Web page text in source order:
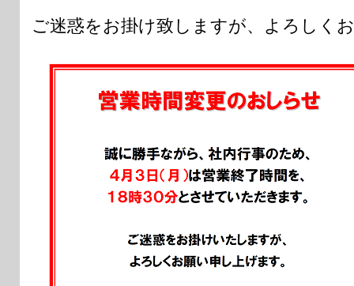
ご迷惑をお掛け致しますが、よろしく